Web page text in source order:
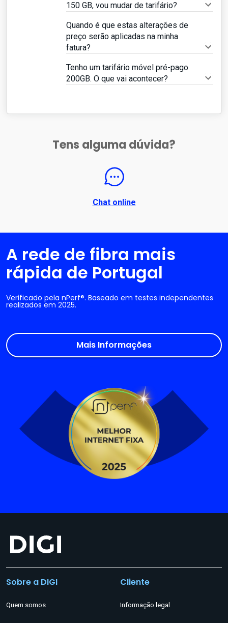
150 GB, vou mudar de tarifário?
Quando é que estas alterações de
preço serão aplicadas na minha
fatura?
Tenho um tarifário móvel pré-pago
200GB. O que vai acontecer?
Tens alguma dúvida?
Chat online
A rede de fibra mais
rápida de Portugal
Verificado pela nPerf®. Baseado em testes independentes
realizados em 2025.
Mais Informações
Sobre a DIGI
Quem somos
Cliente
Informação legal